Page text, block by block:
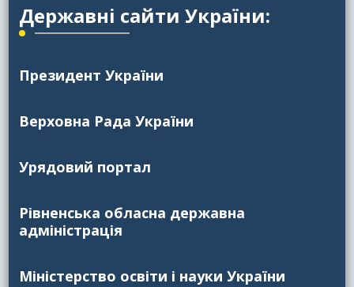
Державні сайти України:
Президент України
Верховна Рада України
Урядовий портал
Рівненська обласна державна
адміністрація
Міністерство освіти і науки України